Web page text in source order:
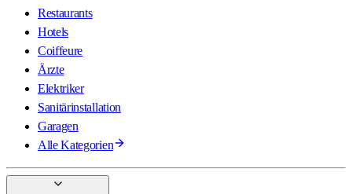
Restaurants
Hotels
Coiffeure
Ärzte
Elektriker
Sanitärinstallation
Garagen
Alle Kategorien